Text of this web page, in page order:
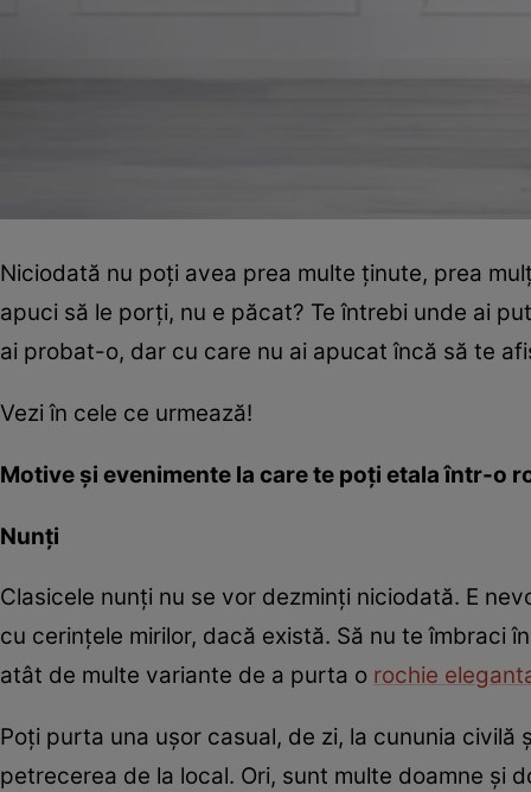
Niciodată nu poți avea prea multe ținute, prea
apuci să le porți, nu e păcat? Te întrebi unde ai
ai probat-o, dar cu care nu ai apucat încă să te
Vezi în cele ce urmează!
Motive și evenimente la care te poți etala într-o
Nunți
Clasicele nunți nu se vor dezminți niciodată. E
cu cerințele mirilor, dacă există. Să nu te îmbraci
atât de multe variante de a purta o rochie
Poți purta una ușor casual, de zi, la cununia civilă
petrecerea de la local. Ori, sunt multe doamne și